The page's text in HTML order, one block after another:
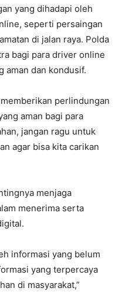
yang dihadapi oleh
seperti persaingan
di jalan raya. Polda
bagi para driver online
aman dan kondusif.
perlindungan
aman bagi para
jangan ragu untuk
agar bisa kita carikan
menjaga
menerima serta
informasi yang belum
yang terpercaya
di masyarakat,”